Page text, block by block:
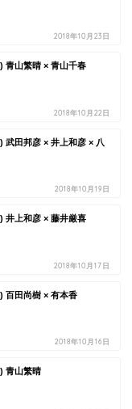
2018年10月23日
青山繁晴 × 青山千春
2018年10月22日
武田邦彦 × 井上和彦 × 八
2018年10月19日
井上和彦 × 藤井厳喜
2018年10月17日
百田尚樹 × 有本香
2018年10月16日
青山繁晴